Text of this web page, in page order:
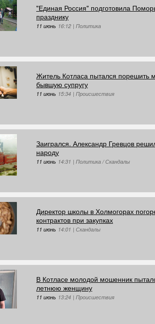
"Единая Россия" подготовила
празднику
11 июнь 16:12 | Политика
Житель Котласа пытался порешить
бывшую супругу
11 июнь 15:34 | Происшествия
Заигрался. Александр Гревцов
народу
11 июнь 14:31 | Политика / Скандалы
Директор школы в Холмогорах
контрактов при закупках
11 июнь 14:01 | Скандалы
В Котласе молодой мошенник
летнюю женщину
11 июнь 13:24 | Происшествия